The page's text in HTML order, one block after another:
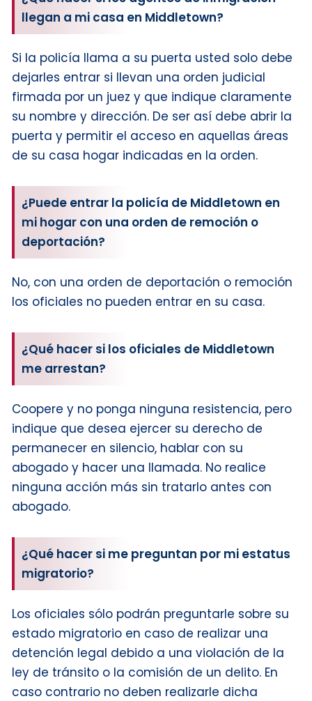
llegan a mi casa en Middletown?
Si la policía llama a su puerta usted solo debe
dejarles entrar si llevan una orden judicial
firmada por un juez y que indique claramente
su nombre y dirección. De ser así debe abrir la
puerta y permitir el acceso en aquellas áreas
de su casa hogar indicadas en la orden.
¿Puede entrar la policía de Middletown en
mi hogar con una orden de remoción o
deportación?
No, con una orden de deportación o remoción
los oficiales no pueden entrar en su casa.
¿Qué hacer si los oficiales de Middletown
me arrestan?
Coopere y no ponga ninguna resistencia, pero
indique que desea ejercer su derecho de
permanecer en silencio, hablar con su
abogado y hacer una llamada. No realice
ninguna acción más sin tratarlo antes con
abogado.
¿Qué hacer si me preguntan por mi estatus
migratorio?
Los oficiales sólo podrán preguntarle sobre su
estado migratorio en caso de realizar una
detención legal debido a una violación de la
ley de tránsito o la comisión de un delito. En
caso contrario no deben realizarle dicha